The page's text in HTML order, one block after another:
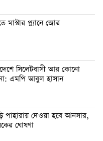
প্ল্যানে জোর
সিলেটবাসী আর কোনো
এমপি আবুল হাসান
পাহারায় দেওয়া হবে আনসার,
ঘোষণা